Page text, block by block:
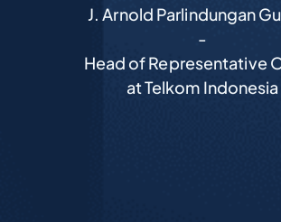
J. Arnold Parlindungan
-
Head of Representative
at Telkom Indonesia